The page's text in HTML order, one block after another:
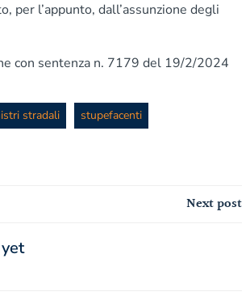
per l’appunto, dall’assunzione degli
con sentenza n. 7179 del 19/2/2024
stradali stupefacenti
Next post